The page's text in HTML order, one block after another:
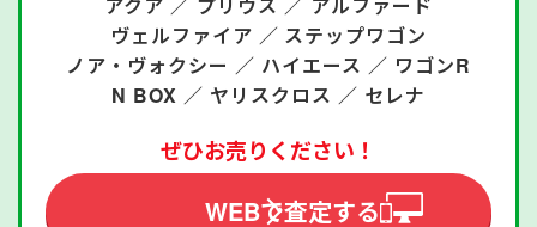
ヴェルファイア ／ ステップワゴン
ノア・ヴォクシー ／ ハイエース ／ ワゴンR
N BOX ／ ヤリスクロス ／ セレナ
ぜひお売りください！
WEBで査定する